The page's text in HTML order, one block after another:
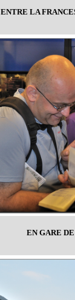
ENTRE LA
EN GARE